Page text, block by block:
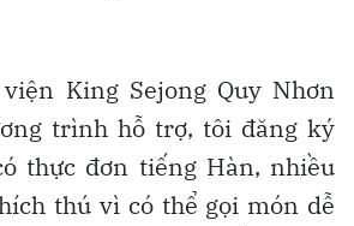
King Sejong Quy Nhơn
trình hỗ trợ, tôi đăng ký
thực đơn tiếng Hàn, nhiều
thú vì có thể gọi món dễ